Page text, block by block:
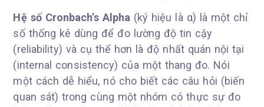
Hệ số Cronbach’s Alpha (ký hiệu là α) là một chỉ
số thống kê dùng để đo lường độ tin cậy
(reliability) và cụ thể hơn là độ nhất quán nội tại
(internal consistency) của một thang đo. Nói
một cách dễ hiểu, nó cho biết các câu hỏi (biến
quan sát) trong cùng một nhóm có thực sự đo